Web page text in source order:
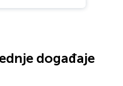
događaje